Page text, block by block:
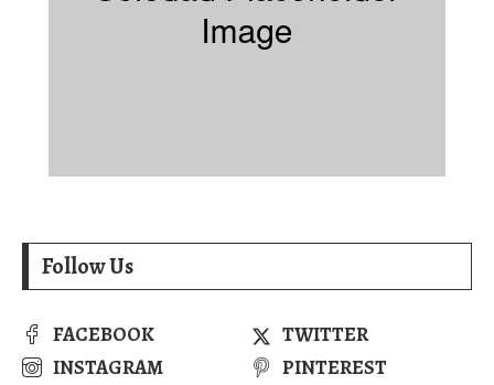
Follow Us
FACEBOOK
TWITTER
INSTAGRAM
PINTEREST